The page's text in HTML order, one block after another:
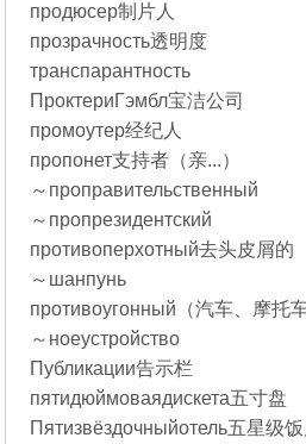
продюсер制片人
прозрачность透明度
транспарантность
ПроктериГэмбл宝洁公司
промоутер经纪人
пропонет支持者（亲...）
～проправительственный
～пропрезидентский
противоперхотный去头皮屑的
～шанпунь
противоугонный（汽车、摩托
～ноеустройство
Публикации告示栏
пятидюймоваядискета五寸盘
Пятизвёздочныйотель五星级